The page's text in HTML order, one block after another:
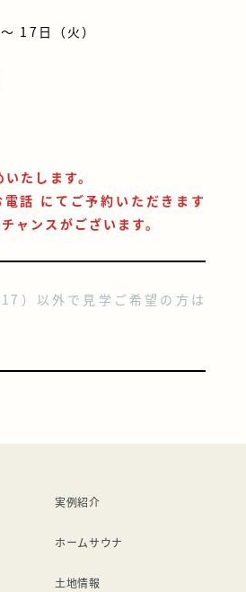
17日（火）
たします。
話 にてご予約いただきます
ャンスがございます。
）以外で見学ご希望の方は
実例紹介
ホームサウナ
土地情報